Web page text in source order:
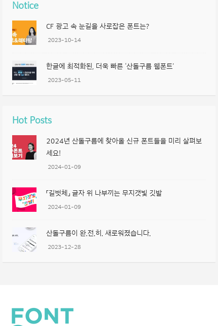
Notice
CF 광고 속 눈길을 사로잡은 폰트는?
2023-10-14
한글에 최적화된, 더욱 빠른 ‘산돌구름 웹폰트’
2023-05-11
Hot Posts
2024년 산돌구름에 찾아올 신규 폰트들을 미리 살펴보
세요!
2024-01-09
「길벗체」 글자 위 나부끼는 무지갯빛 깃발
2024-01-09
산돌구름이 완.전.히. 새로워졌습니다.
2023-12-28